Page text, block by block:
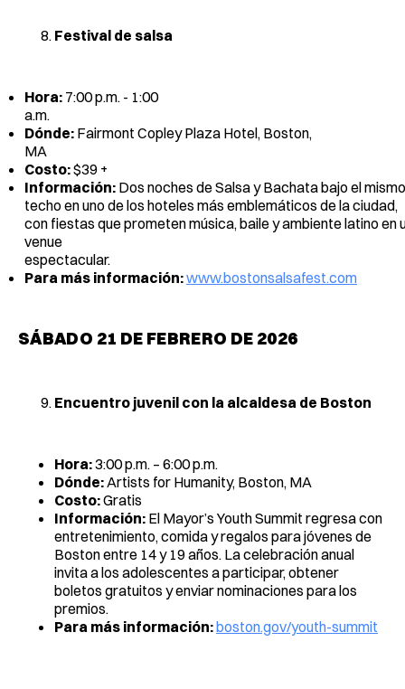
Festival de salsa
Hora: 7:00 p.m. - 1:00
a.m.
Dónde: Fairmont Copley Plaza Hotel, Boston,
MA
Costo:$39
Información: Dos noches de Salsa y Bachata bajo el mismo
techo en uno de los hoteles más emblemáticos de la ciudad,
con fiestas que prometen música, baile y ambiente latino en
venue
Para más información:www.bostonsalsafest.com
SÁBADO 21 DE FEBRERO DE 2026
Encuentro juvenil con la alcaldesa de Boston
Hora:3:00 p.m. – 6:00 p.m.
Dónde:Artists for Humanity, Boston, MA
Costo:Gratis
Información: El Mayor’s Youth Summit regresa con
entretenimiento, comida y regalos para jóvenes de
Boston entre 14 y 19 años. La celebración anual
invita a los adolescentes a participar, obtener
boletos gratuitos y enviar nominaciones para los
premios.
Para más información:boston.gov/youth-summit